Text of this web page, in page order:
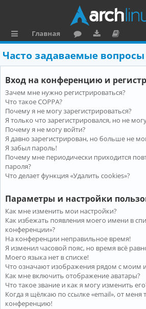
ы
л
к
и
Главная
ру
м
ру
зк
и
ку
м
е
н
та
ц
и
я
Часто задаваемые вопросы
Вход на конференцию и
Зачем мне нужно регистрироваться?
Что такое COPPA?
Почему я не могу зарегистрироваться?
Я только что зарегистрировался, но не
Почему я не могу войти?
Я давно зарегистрирован, но больше не
Я забыл пароль!
Почему мне периодически приходится
пароля?
Что делает функция «Удалить cookies»?
Параметры и настройки
Как мне изменить мои настройки?
Как избежать появления моего имени в
конференции»?
На конференции неправильное время!
Я изменил часовой пояс, но время всё
Моего языка нет в списке!
Что означают изображения рядом с моим
Как мне включить отображение аватары?
Что такое звание и как я могу изменить
Когда я щёлкаю по ссылке «email», от меня
конференцию!